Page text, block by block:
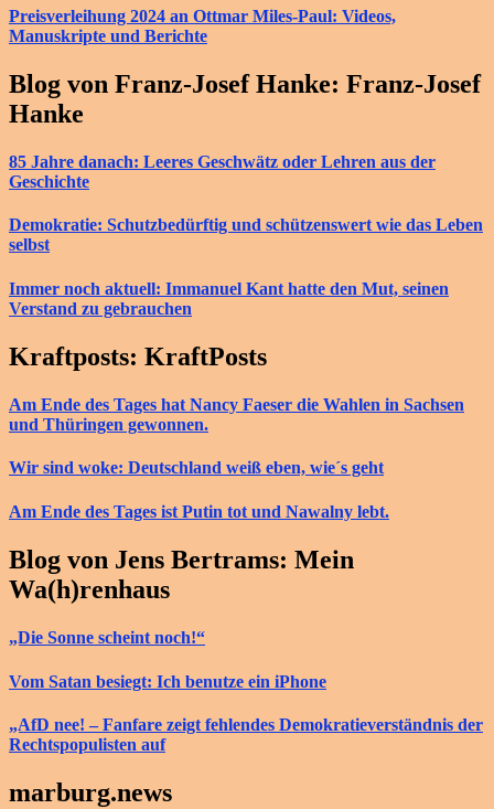
Preisverleihung 2024 an Ottmar Miles-Paul: Videos,
Manuskripte und Berichte
Blog von Franz-Josef Hanke: Franz-Josef
Hanke
85 Jahre danach: Leeres Geschwätz oder Lehren aus der
Geschichte
Demokratie: Schutzbedürftig und schützenswert wie das Leben
selbst
Immer noch aktuell: Immanuel Kant hatte den Mut, seinen
Verstand zu gebrauchen
Kraftposts: KraftPosts
Am Ende des Tages hat Nancy Faeser die Wahlen in Sachsen
und Thüringen gewonnen.
Wir sind woke: Deutschland weiß eben, wie´s geht
Am Ende des Tages ist Putin tot und Nawalny lebt.
Blog von Jens Bertrams: Mein
Wa(h)renhaus
„Die Sonne scheint noch!“
Vom Satan besiegt: Ich benutze ein iPhone
„AfD nee! – Fanfare zeigt fehlendes Demokratieverständnis der
Rechtspopulisten auf
marburg.news